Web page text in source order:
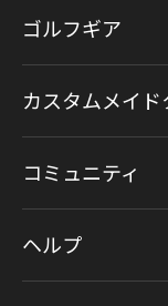
ゴルフギア
カスタムメイド
コミュニティ
ヘルプ